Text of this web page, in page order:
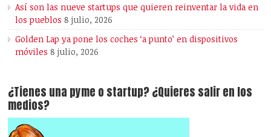
Así son las nueve startups que quieren reinventar la vida en
los pueblos 8 julio, 2026
Golden Lap ya pone los coches ‘a punto’ en dispositivos
móviles 8 julio, 2026
¿Tienes una pyme o startup? ¿Quieres salir en los
medios?